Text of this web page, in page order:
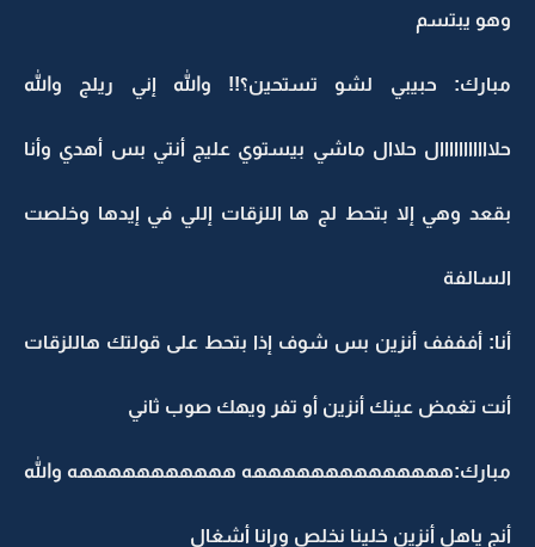
وهو يبتسم
مبارك: حبيبي لشو تستحين؟!! والله إني ريلج والله
حلااااااااااال حلاال ماشي بيستوي عليج أنتي بس أهدي وأنا
بقعد وهي إلا بتحط لج ها اللزقات إللي في إيدها وخلصت
السالفة
أنا: أفففف أنزين بس شوف إذا بتحط على قولتك هاللزقات
أنت تغمض عينك أنزين أو تفر ويهك صوب ثاني
مبارك:ههههههههههههههه هههههههههههه والله
أنج ياهل أنزين خلينا نخلص ورانا أشغال